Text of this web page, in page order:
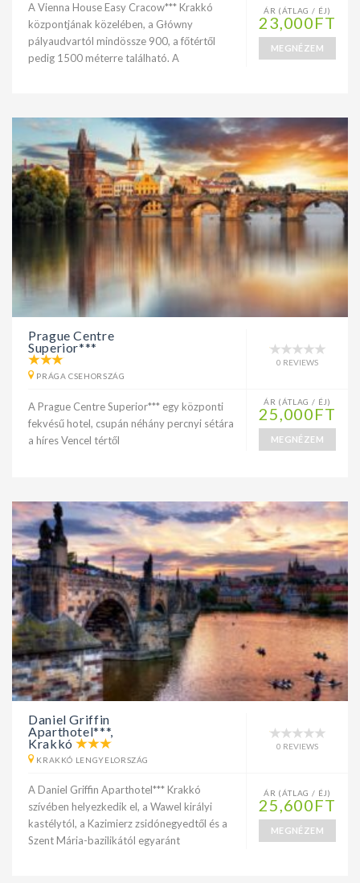
A Vienna House Easy Cracow*** Krakkó
központjának közelében, a Główny
pályaudvartól mindössze 900, a főtértől
pedig 1500 méterre található. A
ÁR (ÁTLAG / ÉJ)
23,000FT
MEGNÉZEM
Prague Centre
Superior***
PRÁGA CSEHORSZÁG
0 REVIEWS
A Prague Centre Superior*** egy központi
fekvésű hotel, csupán néhány percnyi sétára
a híres Vencel tértől
ÁR (ÁTLAG / ÉJ)
25,000FT
MEGNÉZEM
Daniel Griffin
Aparthotel***,
Krakkó
KRAKKÓ LENGYELORSZÁG
0 REVIEWS
A Daniel Griffin Aparthotel*** Krakkó
szívében helyezkedik el, a Wawel királyi
kastélytól, a Kazimierz zsidónegyedtől és a
Szent Mária-bazilikától egyaránt
ÁR (ÁTLAG / ÉJ)
25,600FT
MEGNÉZEM